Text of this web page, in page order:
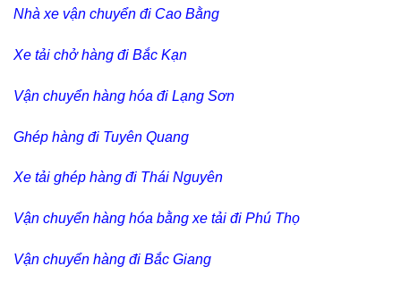
Nhà xe vận chuyển đi Cao Bằng
Xe tải chở hàng đi Bắc Kạn
Vận chuyển hàng hóa đi Lạng Sơn
Ghép hàng đi Tuyên Quang
Xe tải ghép hàng đi Thái Nguyên
Vận chuyển hàng hóa bằng xe tải đi Phú Thọ
Vận chuyển hàng đi Bắc Giang